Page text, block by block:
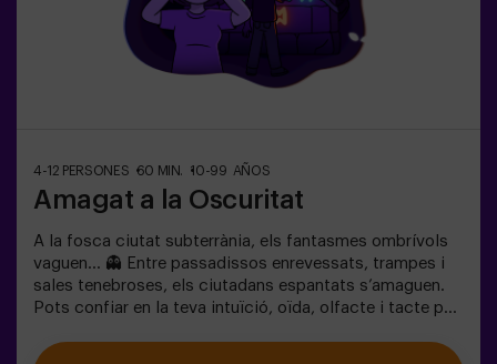
4-12 PERSONES 60 MIN. 10-99 AÑOS
Amagat a la Oscuritat
A la fosca ciutat subterrània, els fantasmes ombrívols
vaguen… 👻 Entre passadissos enrevessats, trampes i
sales tenebroses, els ciutadans espantats s’amaguen.
Pots confiar en la teva intuïció, oïda, olfacte i tacte per
amics?🔦 Amagar-se en la Foscor és un joc immersiu